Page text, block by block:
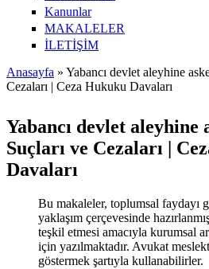
Kanunlar
MAKALELER
İLETİŞİM
Buradasınız
Anasayfa » Yabancı devlet aleyhine
Cezaları | Ceza Hukuku Davaları
Yabancı devlet aleyhine
Suçları ve Cezaları |
Davaları
Bu makaleler, toplumsal faydayı
yaklaşım çerçevesinde
teşkil etmesi amacıyla kurumsal
için yazılmaktadır. Avukat
göstermek şartıyla kullanabilirler.